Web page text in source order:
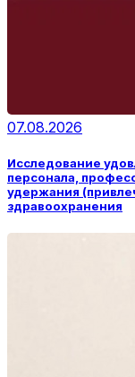
07.08.2026
Исследование
персонала,
удержания
здравоохранения